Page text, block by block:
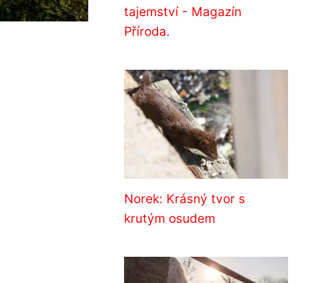
tajemství - Magazín
Příroda.
Norek: Krásný tvor s
krutým osudem